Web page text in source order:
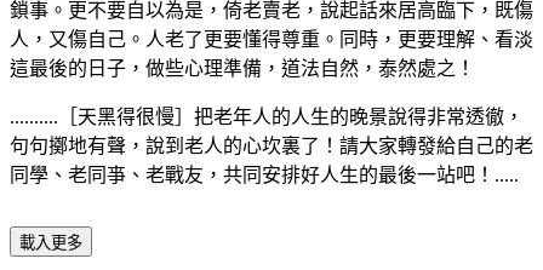
鎖事。更不要自以為是，倚老賣老，說起話來居高臨下，既傷
人，又傷自己。人老了更要懂得尊重。同時，更要理解、看淡
這最後的日子，做些心理準備，道法自然，泰然處之！
..........［天黑得很慢］把老年人的人生的晚景說得非常透徹，
句句擲地有聲，說到老人的心坎裏了！請大家轉發給自己的老
同學、老同亊、老戰友，共同安排好人生的最後一站吧！.....
載入更多